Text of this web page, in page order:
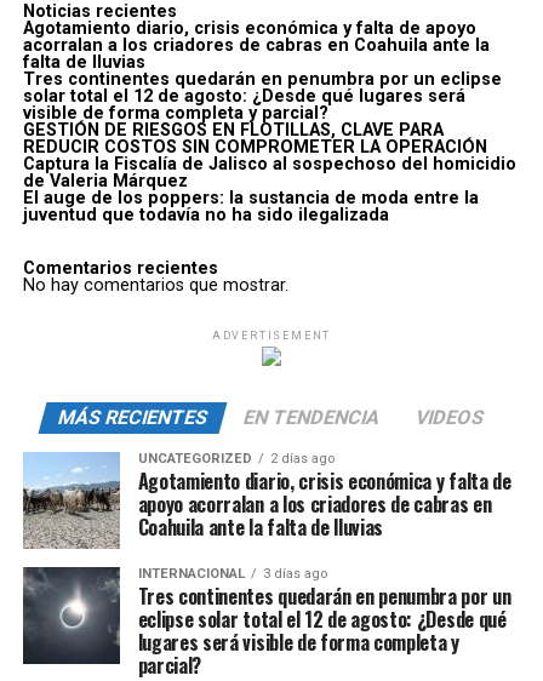
Noticias recientes
Agotamiento diario, crisis económica y falta de apoyo
acorralan a los criadores de cabras en Coahuila ante la
falta de lluvias
Tres continentes quedarán en penumbra por un eclipse
solar total el 12 de agosto: ¿Desde qué lugares será
visible de forma completa y parcial?
GESTIÓN DE RIESGOS EN FLOTILLAS, CLAVE PARA
REDUCIR COSTOS SIN COMPROMETER LA OPERACIÓN
Captura la Fiscalía de Jalisco al sospechoso del homicidio
de Valeria Márquez
El auge de los poppers: la sustancia de moda entre la
juventud que todavía no ha sido ilegalizada
Comentarios recientes
No hay comentarios que mostrar.
ADVERTISEMENT
MÁS RECIENTES EN TENDENCIA VIDEOS
UNCATEGORIZED 2 días ago
Agotamiento diario, crisis económica y falta de
apoyo acorralan a los criadores de cabras en
Coahuila ante la falta de lluvias
INTERNACIONAL 3 días ago
Tres continentes quedarán en penumbra por un
eclipse solar total el 12 de agosto: ¿Desde qué
lugares será visible de forma completa y
parcial?